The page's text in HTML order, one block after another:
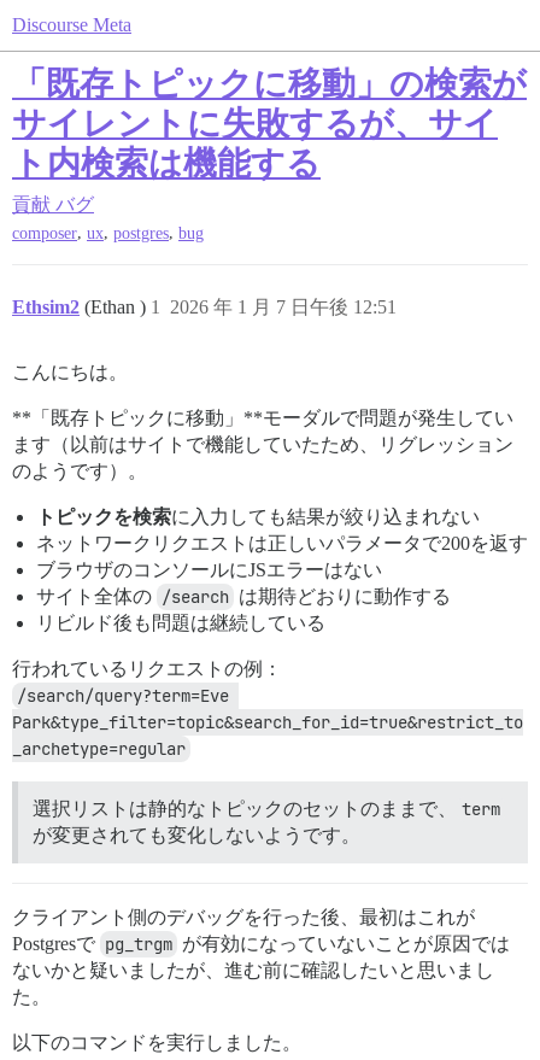
Discourse Meta
「既存トピックに移動」の検索が
サイレントに失敗するが、サイ
ト内検索は機能する
貢献 バグ
composer, ux, postgres, bug
Ethsim2 (Ethan ) 2026 年 1 月 7 日午後 12:51
1
こんにちは。
**「既存トピックに移動」**モーダルで問題が発生してい
ます（以前はサイトで機能していたため、リグレッション
のようです）。
トピックを検索に入力しても結果が絞り込まれない
ネットワークリクエストは正しいパラメータで200を返す
ブラウザのコンソールにJSエラーはない
サイト全体の /search は期待どおりに動作する
リビルド後も問題は継続している
行われているリクエストの例：
/search/query?term=Eve
Park&type_filter=topic&search_for_id=true&restrict_to
_archetype=regular
選択リストは静的なトピックのセットのままで、 term
が変更されても変化しないようです。
クライアント側のデバッグを行った後、最初はこれが
Postgresで pg_trgm が有効になっていないことが原因では
ないかと疑いましたが、進む前に確認したいと思いまし
た。
以下のコマンドを実行しました。